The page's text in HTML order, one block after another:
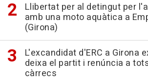
Llibertat per al detingut per
amb una moto aquàtica a
(Girona)
L'excandidat d'ERC a Girona
deixa el partit i renúncia a
càrrecs